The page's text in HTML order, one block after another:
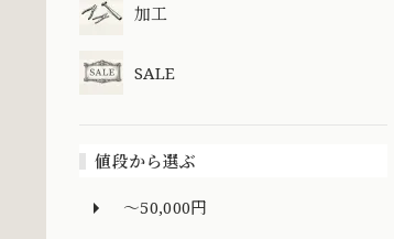
加工
SALE
値段から選ぶ
～50,000円